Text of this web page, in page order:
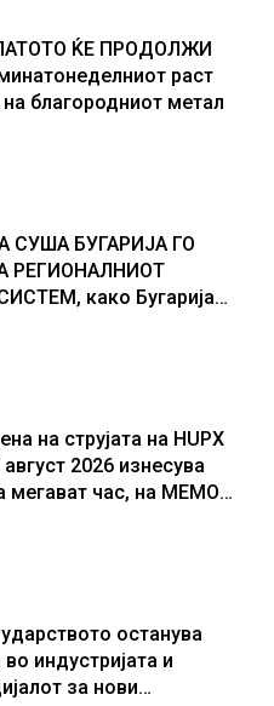
ЌЕ ПРОДОЛЖИ
раст
благородниот метал
СУША БУГАРИЈА ГО
РЕГИОНАЛНИОТ
како Бугарија
енергија од батерии
на струјата на HUPX
2026 изнесува
мегават час, на МЕМО
останува
во индустријата и
за нови